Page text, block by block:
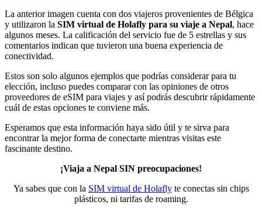
La anterior imagen cuenta con dos viajeros provenientes de Bélgica
y utilizaron la SIM virtual de Holafly para su viaje a Nepal, hace
algunos meses. La calificación del servicio fue de 5 estrellas y sus
comentarios indican que tuvieron una buena experiencia de
conectividad.
Estos son solo algunos ejemplos que podrías considerar para tu
elección, incluso puedes comparar con las opiniones de otros
proveedores de eSIM para viajes y así podrás descubrir rápidamente
cuál de estas opciones te conviene más.
Esperamos que esta información haya sido útil y te sirva para
encontrar la mejor forma de conectarte mientras visitas este
fascinante destino.
¡Viaja a Nepal SIN preocupaciones!
Ya sabes que con la SIM virtual de Holaflyte conectas sin chips
plásticos, ni tarifas de roaming.